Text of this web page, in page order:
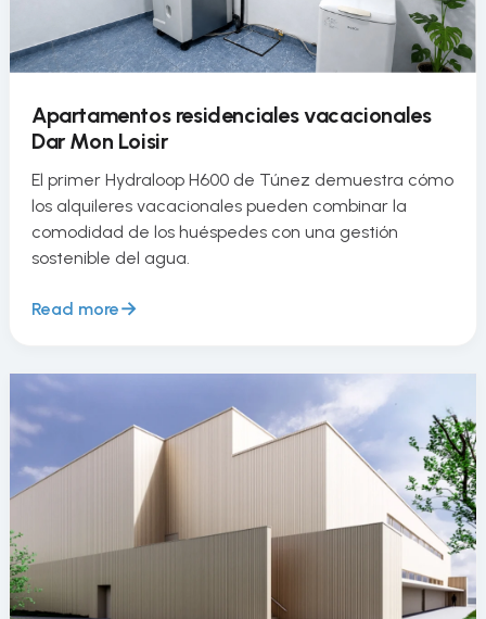
Apartamentos residenciales vacacionales
Dar Mon Loisir
El primer Hydraloop H600 de Túnez demuestra cómo
los alquileres vacacionales pueden combinar la
comodidad de los huéspedes con una gestión
sostenible del agua.
Read more